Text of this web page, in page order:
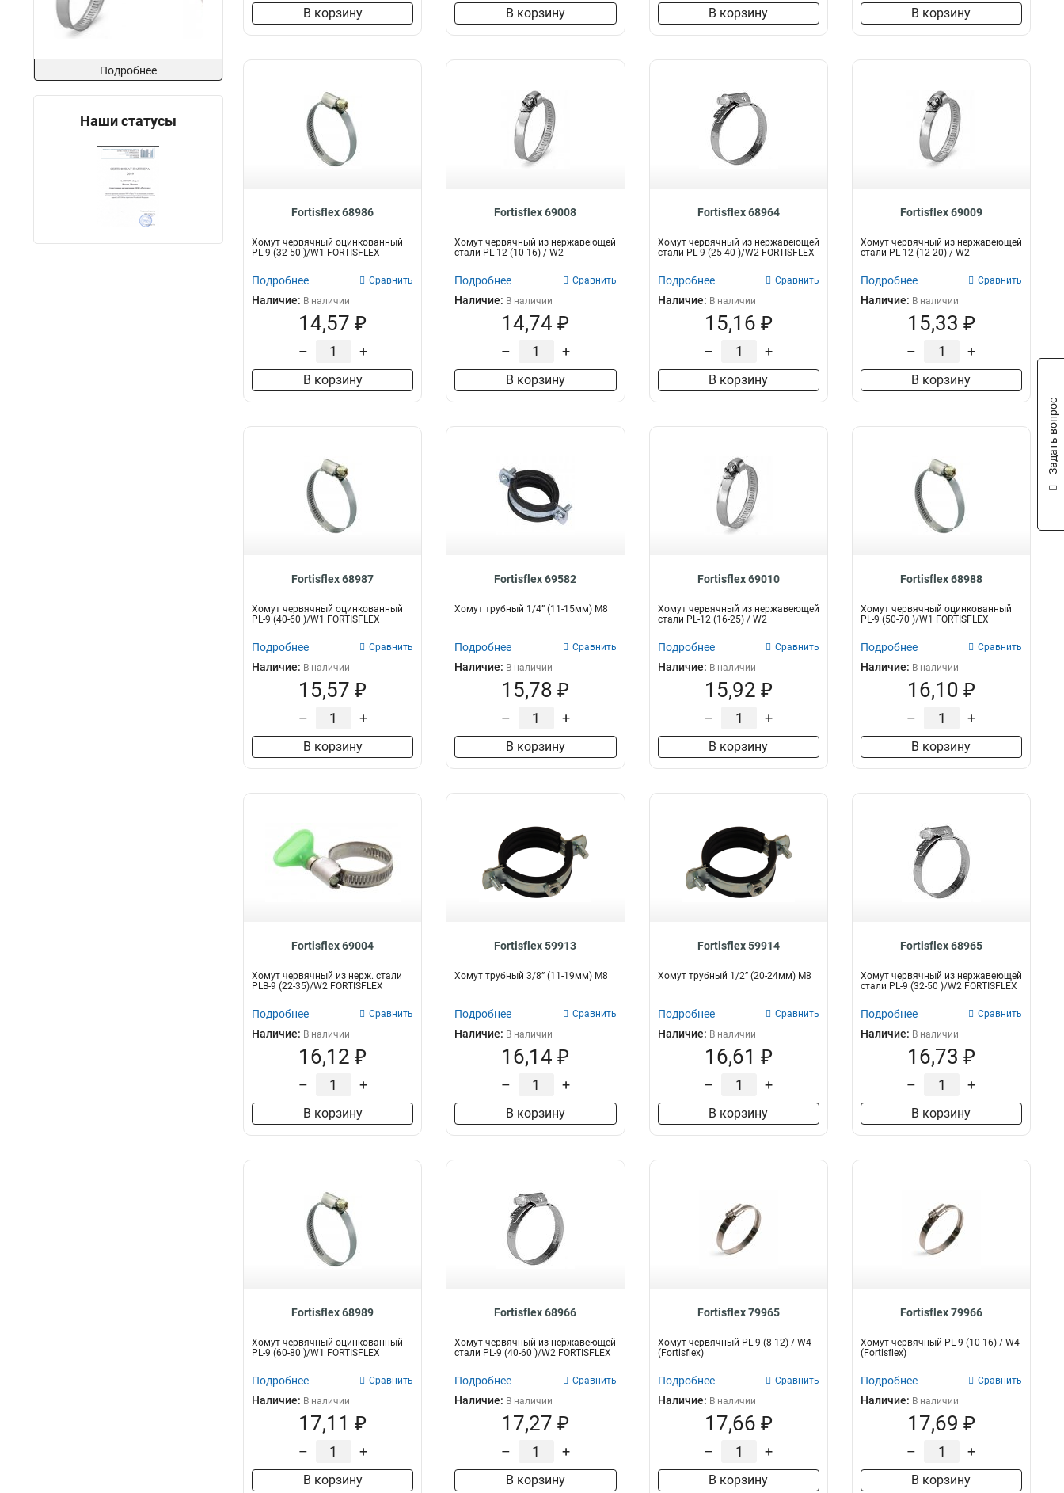
Подробнее
Наши статусы
В корзину В корзину В корзину В корзину
Fortisflex 68986
Хомут червячный оцинкованный
PL-9 (32-50 )/W1 FORTISFLEX
Подробнее Сравнить
Наличие: В наличии
14,57 ₽
– +
В корзину
Fortisflex 69008
Хомут червячный из нержавеющей
стали PL-12 (10-16) / W2
Подробнее Сравнить
Наличие: В наличии
14,74 ₽
– +
В корзину
Fortisflex 68964
Хомут червячный из нержавеющей
стали PL-9 (25-40 )/W2 FORTISFLEX
Подробнее Сравнить
Наличие: В наличии
15,16 ₽
– +
В корзину
Fortisflex 69009
Хомут червячный из нержавеющей
стали PL-12 (12-20) / W2
Подробнее Сравнить
Наличие: В наличии
15,33 ₽
– +
В корзину
Fortisflex 68987
Хомут червячный оцинкованный
PL-9 (40-60 )/W1 FORTISFLEX
Подробнее Сравнить
Наличие: В наличии
15,57 ₽
– +
В корзину
Fortisflex 69582
Хомут трубный 1/4” (11-15мм) М8
Подробнее Сравнить
Наличие: В наличии
15,78 ₽
– +
В корзину
Fortisflex 69010
Хомут червячный из нержавеющей
стали PL-12 (16-25) / W2
Подробнее Сравнить
Наличие: В наличии
15,92 ₽
– +
В корзину
Fortisflex 68988
Хомут червячный оцинкованный
PL-9 (50-70 )/W1 FORTISFLEX
Подробнее Сравнить
Наличие: В наличии
16,10 ₽
– +
В корзину
Fortisflex 69004
Хомут червячный из нерж. стали
PLB-9 (22-35)/W2 FORTISFLEX
Подробнее Сравнить
Наличие: В наличии
16,12 ₽
– +
В корзину
Fortisflex 59913
Хомут трубный 3/8” (11-19мм) М8
Подробнее Сравнить
Наличие: В наличии
16,14 ₽
– +
В корзину
Fortisflex 59914
Хомут трубный 1/2” (20-24мм) М8
Подробнее Сравнить
Наличие: В наличии
16,61 ₽
– +
В корзину
Fortisflex 68965
Хомут червячный из нержавеющей
стали PL-9 (32-50 )/W2 FORTISFLEX
Подробнее Сравнить
Наличие: В наличии
16,73 ₽
– +
В корзину
Fortisflex 68989
Хомут червячный оцинкованный
PL-9 (60-80 )/W1 FORTISFLEX
Подробнее Сравнить
Наличие: В наличии
17,11 ₽
– +
В корзину
Fortisflex 68966
Хомут червячный из нержавеющей
стали PL-9 (40-60 )/W2 FORTISFLEX
Подробнее Сравнить
Наличие: В наличии
17,27 ₽
– +
В корзину
Fortisflex 79965
Хомут червячный PL-9 (8-12) / W4
(Fortisflex)
Подробнее Сравнить
Наличие: В наличии
17,66 ₽
– +
В корзину
Fortisflex 79966
Хомут червячный PL-9 (10-16) / W4
(Fortisflex)
Подробнее Сравнить
Наличие: В наличии
17,69 ₽
– +
В корзину
Задать вопрос